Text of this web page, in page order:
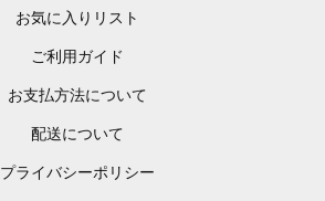
お気に入りリスト
ご利用ガイド
お支払方法について
配送について
プライバシーポリシー